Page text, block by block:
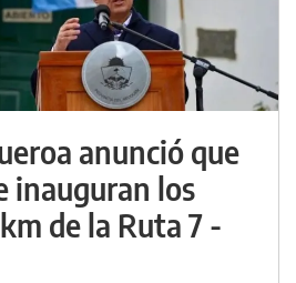
anunció que
inauguran los
de la Ruta 7 -